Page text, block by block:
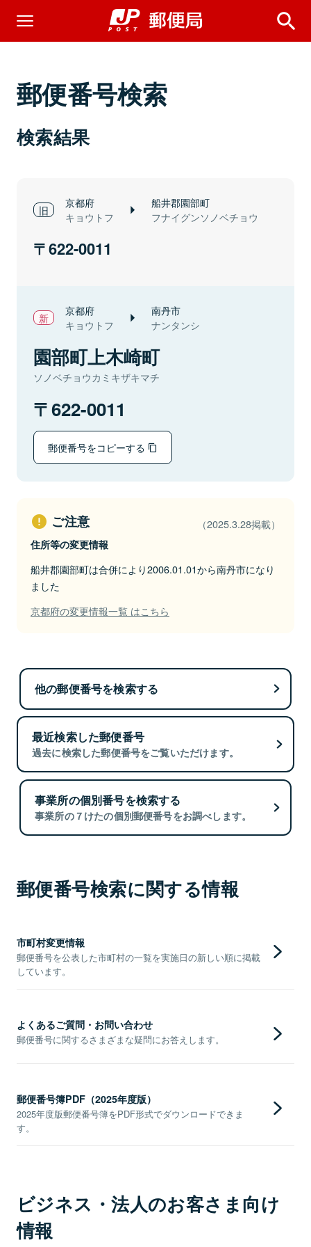
郵便番号検索
検索結果
京都府
キョウトフ
船井郡園部町
フナイグンソノベチョウ
622-0011
京都府
キョウトフ
南丹市
ナンタンシ
園部町上木崎町
ソノベチョウカミキザキマチ
622-0011
郵便番号をコピーする
ご注意 （2025.3.28掲載）
住所等の変更情報
船井郡園部町は合併により2006.01.01から南丹市になり
ました
京都府の変更情報一覧 はこちら
他の郵便番号を検索する
最近検索した郵便番号
過去に検索した郵便番号をご覧いただけます。
事業所の個別番号を検索する
事業所の７けたの個別郵便番号をお調べします。
郵便番号検索に関する情報
市町村変更情報
郵便番号を公表した市町村の一覧を実施日の新しい順に掲載
しています。
よくあるご質問・お問い合わせ
郵便番号に関するさまざまな疑問にお答えします。
郵便番号簿PDF（2025年度版）
2025年度版郵便番号簿をPDF形式でダウンロードできま
す。
ビジネス・法人のお客さま向け
情報